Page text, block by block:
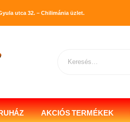
utca 32. – Chilimánia üzlet.
AKCIÓS TERMÉKEK